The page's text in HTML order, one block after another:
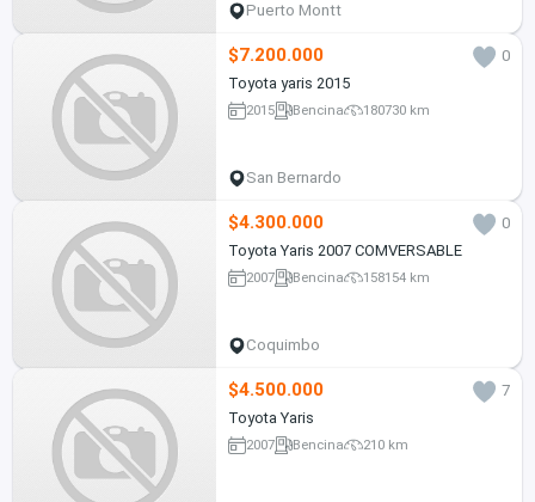
Puerto Montt
$7.200.000
0
Toyota yaris 2015
2015 Bencina 180730 km
San Bernardo
$4.300.000
0
Toyota Yaris 2007 COMVERSABLE
2007 Bencina 158154 km
Coquimbo
$4.500.000
7
Toyota Yaris
2007 Bencina 210 km